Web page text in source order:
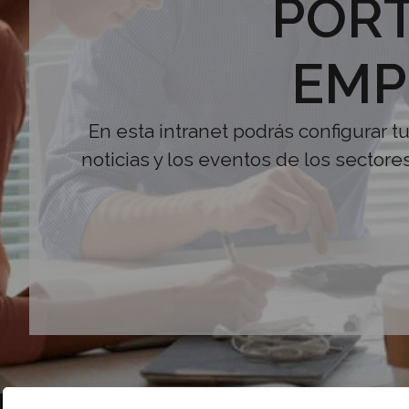
En esta intranet podrás configurar
noticias y los eventos de los